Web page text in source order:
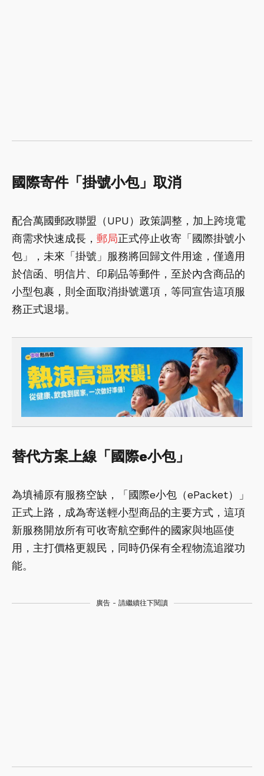
國際寄件「掛號小包」取消
配合萬國郵政聯盟（UPU）政策調整，加上跨境電
商需求快速成長， 郵局正式停止收寄「國際掛號小
包」，未來「掛號」服務將回歸文件用途，僅適用
於信函、明信片、印刷品等郵件，至於內含商品的
小型包裹，則全面取消掛號選項，等同宣告這項服
務正式退場。
替代方案上線「國際e小包」
為填補原有服務空缺，「國際e小包（ePacket）」
正式上路，成為寄送輕小型商品的主要方式，這項
新服務開放所有可收寄航空郵件的國家與地區使
用，主打價格更親民，同時仍保有全程物流追蹤功
能。
廣告 - 請繼續往下閱讀